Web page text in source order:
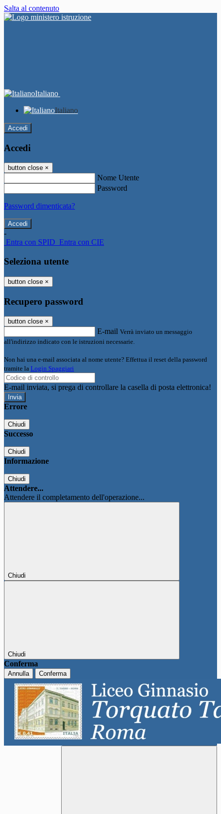
Salta al contenuto
Italiano
Italiano
Accedi
Accedi
button close ×
Nome Utente
Password
Password dimenticata?
-
Entra con SPID Entra con CIE
Seleziona utente
button close ×
Recupero password
button close ×
E-mail Verrà inviato un messaggio
all'indirizzo indicato con le istruzioni necessarie.
Non hai una e-mail associata al nome utente? Effettua il reset della password
tramite la Login Spaggiari
E-mail inviata, si prega di controllare la casella di posta elettronica!
Errore
Chiudi
Successo
Chiudi
Informazione
Chiudi
Attendere...
Attendere il completamento dell'operazione...
Chiudi
Chiudi
Conferma
Annulla Conferma